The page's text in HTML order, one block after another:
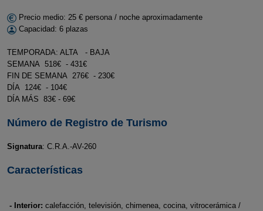
Precio medio: 25 € persona / noche aproximadamente
Capacidad: 6 plazas
TEMPORADA: ALTA - BAJA
SEMANA 518€ - 431€
FIN DE SEMANA 276€ - 230€
DÍA 124€ - 104€
DÍA MÁS 83€ - 69€
Número de Registro de Turismo
Signatura: C.R.A.-AV-260
Características
- Interior: calefacción, televisión, chimenea, cocina, vitrocerámica /